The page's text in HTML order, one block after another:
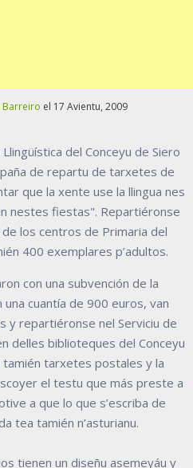
Barreiro el 17 Avientu, 2009
del Conceyu de Siero
de repartu de tarxetes de
que la xente use la llingua nes
nestes fiestas". Repartiéronse
los centros de Primaria del
400 exemplares p’adultos.
con una subvención de la
una cuantía de 900 euros, van
y repartiéronse nel Serviciu de
delles biblioteques del Conceyu
tamién tarxetes postales y la
el testu que más preste a
a que lo que s’escriba de
tea tamién n’asturianu.
tienen un diseñu asemeyáu y